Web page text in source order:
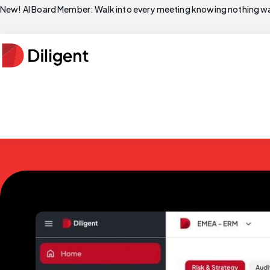
New! AI Board Member: Walk into every meeting knowing nothing